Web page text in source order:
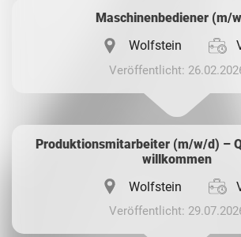
Maschinenbediener (m/
Wolfstein
Veröffentlicht:
Produktionsmitarbeiter (m/w/d) –
willkommen
Wolfstein
Veröffentlicht: